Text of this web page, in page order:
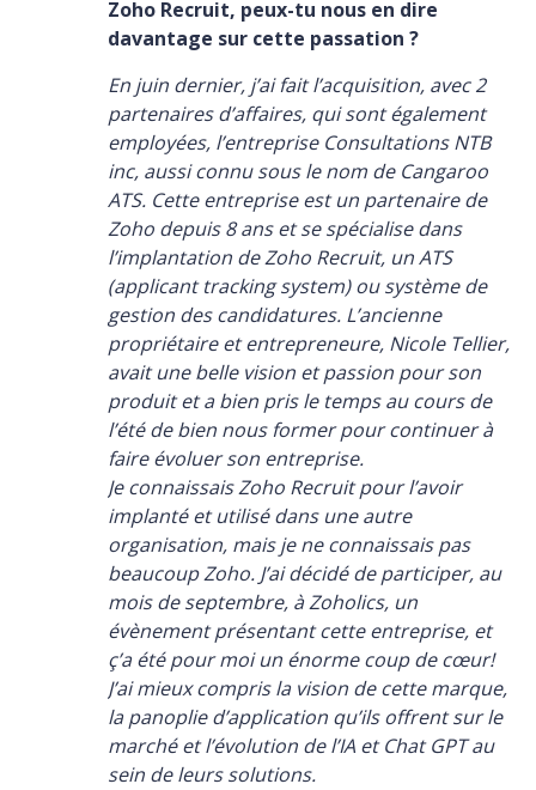
Zoho Recruit, peux-tu nous en dire
davantage sur cette passation ?
En juin dernier, j’ai fait l’acquisition, avec 2
partenaires d’affaires, qui sont également
employées, l’entreprise Consultations NTB
inc, aussi connu sous le nom de Cangaroo
ATS. Cette entreprise est un partenaire de
Zoho depuis 8 ans et se spécialise dans
l’implantation de Zoho Recruit, un ATS
(applicant tracking system) ou système de
gestion des candidatures. L’ancienne
propriétaire et entrepreneure, Nicole Tellier,
avait une belle vision et passion pour son
produit et a bien pris le temps au cours de
l’été de bien nous former pour continuer à
faire évoluer son entreprise.
Je connaissais Zoho Recruit pour l’avoir
implanté et utilisé dans une autre
organisation, mais je ne connaissais pas
beaucoup Zoho. J’ai décidé de participer, au
mois de septembre, à Zoholics, un
évènement présentant cette entreprise, et
ç’a été pour moi un énorme coup de cœur!
J’ai mieux compris la vision de cette marque,
la panoplie d’application qu’ils offrent sur le
marché et l’évolution de l’IA et Chat GPT au
sein de leurs solutions.